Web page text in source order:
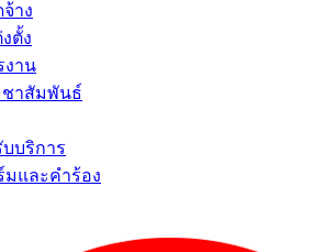
าง
ตั้ง
งาน
ชาสัมพันธ์
บริการ
มและคำร้อง